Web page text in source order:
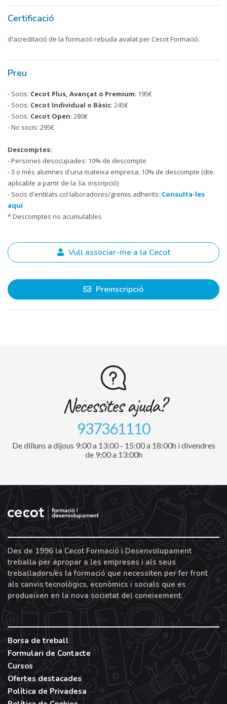
Certificació
d'acreditació de la formació rebuda avalat per Cecot Formació.
Preu
- Socis: Cecot Plus, Avançat o Premium: 195€
- Socis: Cecot Individual o Bàsic: 245€
- Socis: Cecot Open: 280€
- No socis: 295€
Descomptes:
- Persones desocupades: 10% de descompte
- 3 o més alumnes d'una mateixa empresa: 10% de descompte (dte.
aplicable a partir de la 3a. inscripció)
- Socis d'entitats col·laboradores/gremis adherits: Consulta-les
aquí
* Descomptes no acumulables
Vull associar-me a la Cecot
Preinscripció
Necessites ajuda?
937361110
De dilluns a dijous 9:00 a 13:00 - 15:00 a 18:00h i divendres
de 9:00 a 13:00h
Des de 1996 la Cecot Formació i Desenvolupament
treballa per apropar a les empreses i als seus
treballadors/es la formació que necessiten per fer front
als canvis tecnològics, econòmics i socials que es
produeixen en la nova societat del coneixement.
Borsa de treball
Formulari de Contacte
Cursos
Ofertes destacades
Política de Privadesa